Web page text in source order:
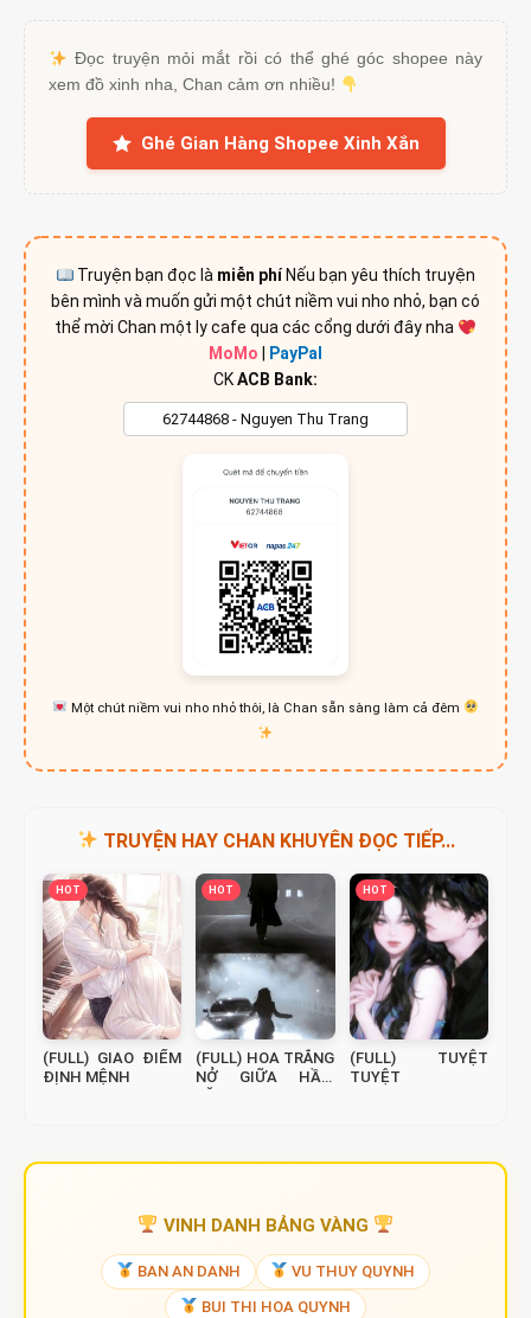
Đọc truyện mỏi mắt rồi có thể ghé góc shopee này
xem đồ xinh nha, Chan cảm ơn nhiều!
Ghé Gian Hàng Shopee Xinh Xắn
Truyện bạn đọc là miễn phíNếu bạn yêu thích truyện
bên mình và muốn gửi một chút niềm vui nho nhỏ, bạn có
thể mời Chan một ly cafe qua các cổng dưới đây nha
MoMo
PayPal
CKACB Bank:
Một chút niềm vui nho nhỏ thôi, là Chan sẵn sàng làm cả đêm
TRUYỆN HAY CHAN KHUYÊN ĐỌC TIẾP...
HOT
(FULL) GIAO ĐIỂM
ĐỊNH MỆNH
HOT
(FULL) HOA TRẮNG
NỞ GIỮA HẦM
BĂNG
HOT
(FULL) TUYỆT
TUYỆT
VINH DANH BẢNG VÀNG
BAN AN DANH
VU THUY QUYNH
BUI THI HOA QUYNH